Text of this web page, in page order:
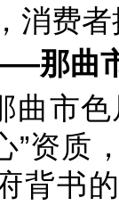
消费
那曲
曲市
”资质
背书